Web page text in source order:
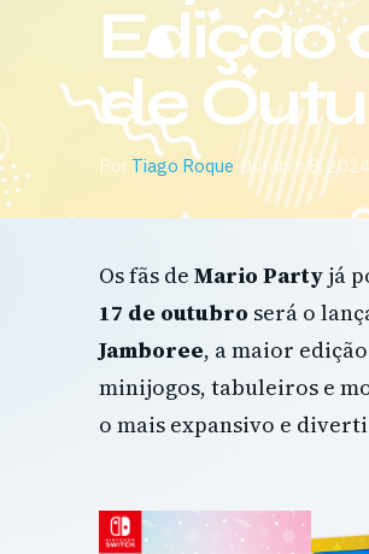
Edição
de
Por Tiago Roque·Outubro 8, 2024
Os fãs de Mario Party já
17 de outubro será o
Jamboree, a maior
minijogos, tabuleiros e
o mais expansivo e